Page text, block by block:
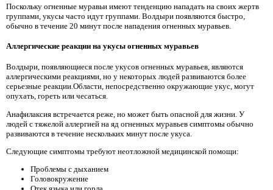
Поскольку огненные муравьи имеют тенденцию нападать на своих жертв
группами, укусы часто идут группами. Волдыри появляются быстро,
обычно в течение 20 минут после нападения огненных муравьев.
Аллергические реакции на укусы огненных муравьев
Волдыри, появляющиеся после укусов огненных муравьев, являются
аллергическими реакциями, но у некоторых людей развиваются более
серьезные реакции.Области, непосредственно окружающие укус, могут
опухать, гореть или чесаться.
Анафилаксия встречается реже, но может быть опасной для жизни. У
людей с тяжелой аллергией на яд огненных муравьев симптомы обычно
развиваются в течение нескольких минут после укуса.
Следующие симптомы требуют неотложной медицинской помощи:
Проблемы с дыханием
Головокружение